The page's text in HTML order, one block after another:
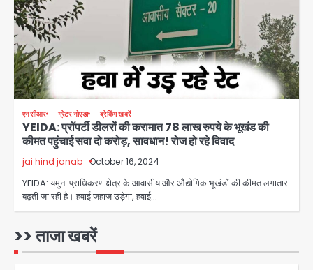
एनसीआर ग्रेटर नोएडा ब्रेकिंग खबरें
YEIDA: प्रॉपर्टी डीलरों की करामात 78 लाख रुपये के भूखंड की
कीमत पहुंचाई सवा दो करोड़, सावधान! रोज हो रहे विवाद
jai hind janab October 16, 2024
YEIDA: यमुना प्राधिकरण क्षेत्र के आवासीय और औद्योगिक भूखंडों की कीमत लगातार
बढ़ती जा रही है। हवाई जहाज उड़ेगा, हवाई…
>> ताजा खबरें
3
Team JHJ
28 साल बाद कानून के शिकंजे में आया हत्या का
फरार आरोपी
Team JHJ
5
डबल मर्डर का मुख्य साजिशकर्ता क्राइम ब्रांच
के हत्थे
Team JHJ